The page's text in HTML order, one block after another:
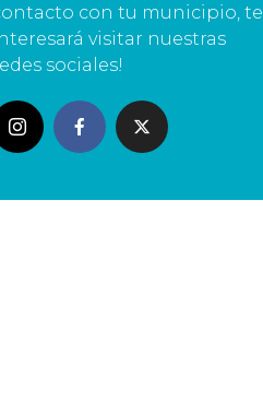
con tu municipio, te
visitar nuestras
sociales!